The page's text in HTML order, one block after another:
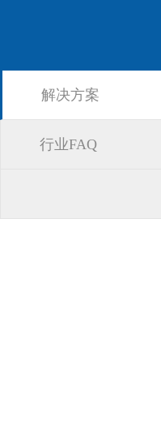
解决方案
行业FAQ